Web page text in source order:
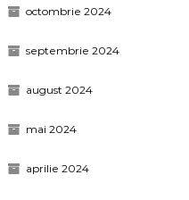
octombrie 2024
septembrie 2024
august 2024
mai 2024
aprilie 2024